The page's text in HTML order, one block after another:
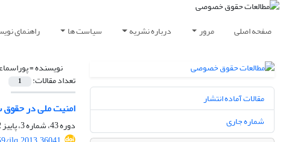
صفحه اصلی مرور درباره نشریه سیاست ها راهنمای
نویسنده =
تعداد مقالات: 1
امنیت ملی در
دوره 43، شماره 3، پاییز 1392، صفحه
مقالات آماده انتشار
شماره جاری